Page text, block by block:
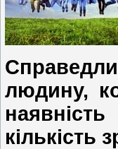
людину,
кількість